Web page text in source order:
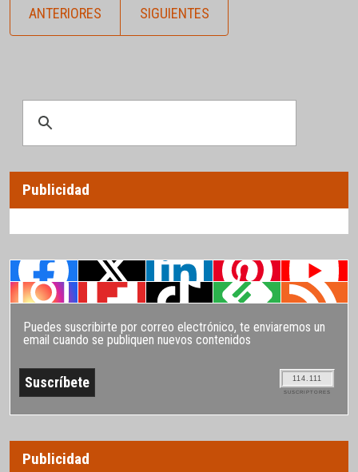
ANTERIORES SIGUIENTES
Publicidad
Puedes suscribirte por correo electrónico, te enviaremos un
email cuando se publiquen nuevos contenidos
114.111
SUSCRIPTORES
Publicidad